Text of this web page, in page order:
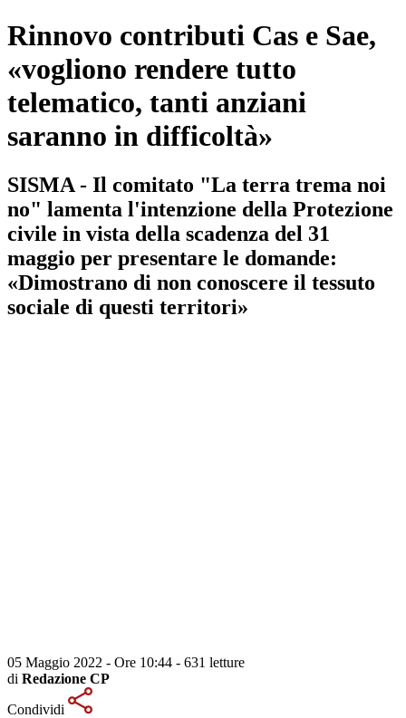
Rinnovo contributi Cas e Sae,
«vogliono rendere tutto
telematico, tanti anziani
saranno in difficoltà»
SISMA - Il comitato "La terra trema noi
no" lamenta l'intenzione della Protezione
civile in vista della scadenza del 31
maggio per presentare le domande:
«Dimostrano di non conoscere il tessuto
sociale di questi territori»
05 Maggio 2022 - Ore 10:44 - 631 letture
di Redazione CP
Condividi